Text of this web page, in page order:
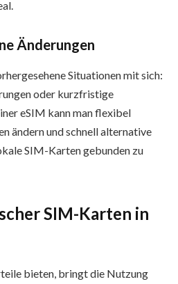
Änderungen
Situationen mit sich:
oder kurzfristige
eSIM kann man flexibel
ändern und schnell alternative
SIM-Karten gebunden zu
SIM-Karten in
bieten, bringt die Nutzung